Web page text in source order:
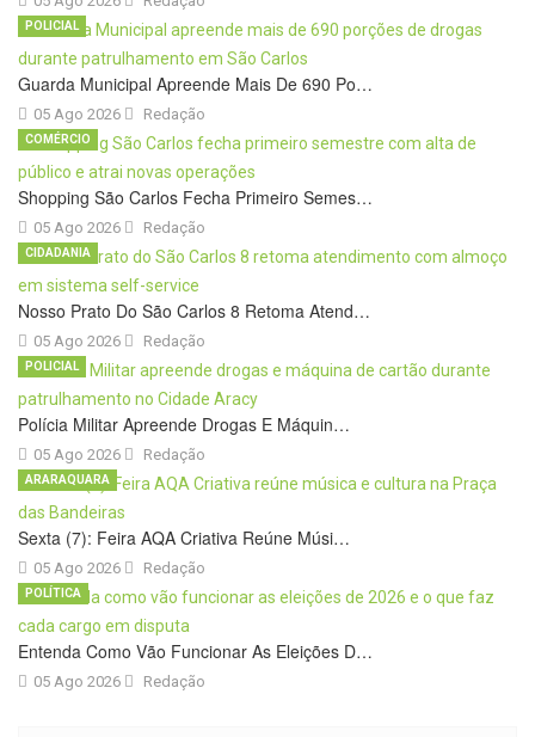
Guarda Municipal Apreende Mais De 690 Po…
05 Ago 2026
POLICIAL
Redação
Shopping São Carlos Fecha Primeiro Semes…
05 Ago 2026
COMÉRCIO
Redação
Nosso Prato Do São Carlos 8 Retoma Atend…
05 Ago 2026
CIDADANIA
Redação
Polícia Militar Apreende Drogas E Máquin…
05 Ago 2026
POLICIAL
Redação
Sexta (7): Feira AQA Criativa Reúne Músi…
05 Ago 2026
ARARAQUARA
Redação
Entenda Como Vão Funcionar As Eleições D…
05 Ago 2026
POLÍTICA
Redação